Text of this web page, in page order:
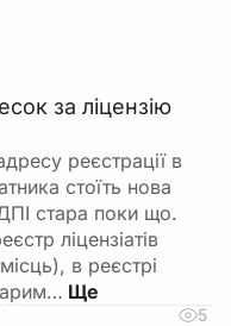
за ліцензію
реєстрації в
стоїть нова
стара поки що.
ліцензіатів
в реєстрі
5